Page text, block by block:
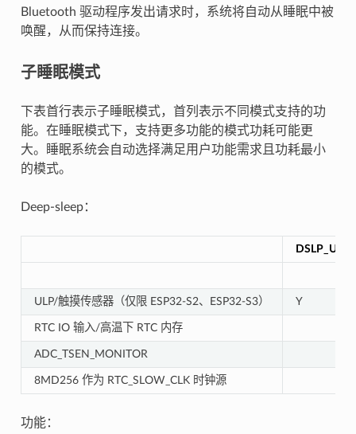
Bluetooth 驱动程序发出请求时，系统将自动从睡眠中被
唤醒，从而保持连接。
子睡眠模式
下表首行表示子睡眠模式，首列表示不同模式支持的功
能。在睡眠模式下，支持更多功能的模式功耗可能更
大。睡眠系统会自动选择满足用户功能需求且功耗最小
的模式。
Deep-sleep：
ULP/触摸传感器（仅限 ESP32-S2、ESP32-S3） Y
RTC IO 输入/高温下 RTC 内存
ADC_TSEN_MONITOR
8MD256 作为 RTC_SLOW_CLK 时钟源
功能：